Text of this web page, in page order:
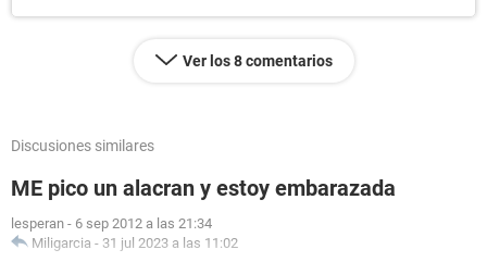
Ver los 8 comentarios
Discusiones similares
ME pico un alacran y estoy embarazada
lesperan - 6 sep 2012 a las 21:34
Miligarcia - 31 jul 2023 a las 11:02